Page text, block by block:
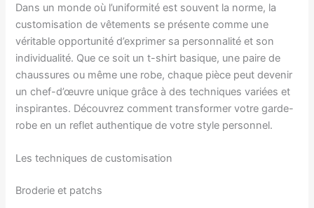
Dans un monde où l’uniformité est souvent la norme, la
customisation de vêtements se présente comme une
véritable opportunité d’exprimer sa personnalité et son
individualité. Que ce soit un t-shirt basique, une paire de
chaussures ou même une robe, chaque pièce peut devenir
un chef-d’œuvre unique grâce à des techniques variées et
inspirantes. Découvrez comment transformer votre garde-
robe en un reflet authentique de votre style personnel.
Les techniques de customisation
Broderie et patchs